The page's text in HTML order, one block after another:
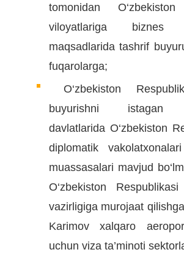
tomonidan
viloyatlariga
maqsadlarida tashrif
fuqarolarga;
O‘zbekiston
buyurishni istagan
davlatlarida O‘zbekiston
diplomatik
muassasalari mavjud
O‘zbekiston
vazirligiga murojaat
Karimov xalqaro
uchun viza ta’minoti